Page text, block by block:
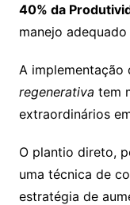
40% da
manejo
A implementação
regenerativa tem
extraordinários
O plantio direto,
uma técnica de
estratégia de